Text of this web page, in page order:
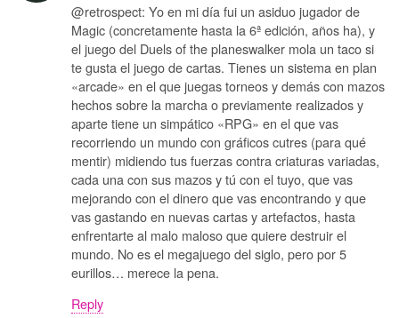
@retrospect: Yo en mi día fui un asiduo jugador de
Magic (concretamente hasta la 6ª edición, años ha), y
el juego del Duels of the planeswalker mola un taco si
te gusta el juego de cartas. Tienes un sistema en plan
«arcade» en el que juegas torneos y demás con mazos
hechos sobre la marcha o previamente realizados y
aparte tiene un simpático «RPG» en el que vas
recorriendo un mundo con gráficos cutres (para qué
mentir) midiendo tus fuerzas contra criaturas variadas,
cada una con sus mazos y tú con el tuyo, que vas
mejorando con el dinero que vas encontrando y que
vas gastando en nuevas cartas y artefactos, hasta
enfrentarte al malo maloso que quiere destruir el
mundo. No es el megajuego del siglo, pero por 5
eurillos… merece la pena.
Reply